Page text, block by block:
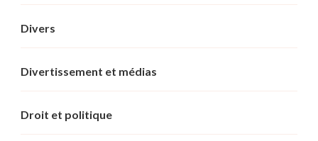
Divers
Divertissement et médias
Droit et politique